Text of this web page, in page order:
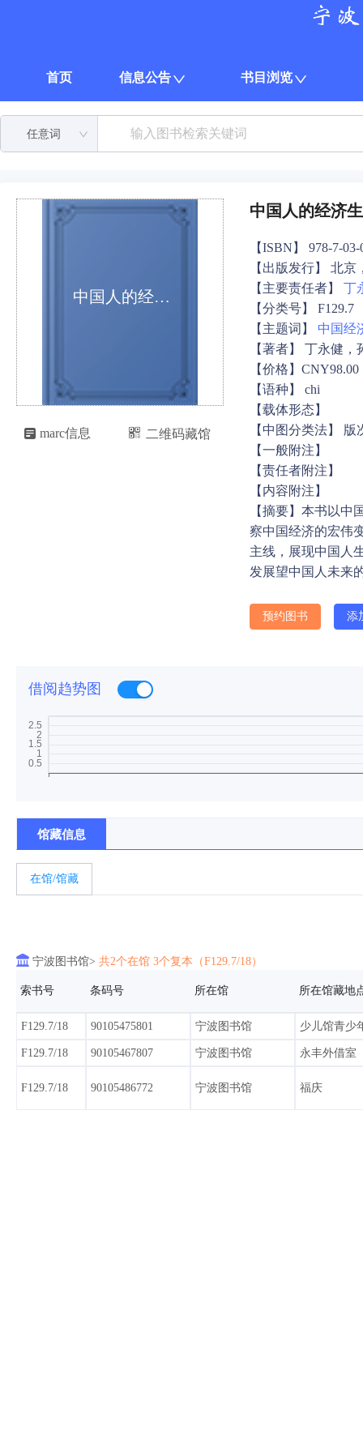
首页 信息公告 书目浏览
任意词
中国人的经济生活
 marc信息  二维码藏馆
中国人的经济
【ISBN】 978-7-
【出版发行】 北京
【主要责任者】 丁
【分类号】 F129.7
【主题词】 中国经
【著者】 丁永健，
【价格】CNY98.00
【语种】 chi
【载体形态】
【中图分类法】 版
【一般附注】
【责任者附注】
【内容附注】
【摘要】本书以
察中国经济的宏伟
主线，展现中国人
发展望中国人未来
预约图书 添
借阅趋势图
馆藏信息
在馆/馆藏
 宁波图书馆> 共2个在馆 3个复本（F129.7/18）
索书号 条码号 所在馆 所在馆藏地
F129.7/18 90105475801 宁波图书馆 少儿馆青少
F129.7/18 90105467807 宁波图书馆 永丰外借室
F129.7/18 90105486772 宁波图书馆 福庆